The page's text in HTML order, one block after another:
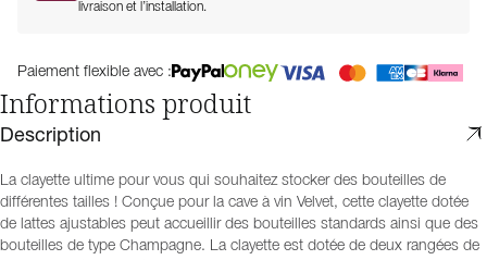
livraison et l’installation.
Paiement flexible avec :
Informations produit
Description
La clayette ultime pour vous qui souhaitez stocker des bouteilles de
différentes tailles ! Conçue pour la cave à vin Velvet, cette clayette dotée
de lattes ajustables peut accueillir des bouteilles standards ainsi que des
bouteilles de type Champagne. La clayette est dotée de deux rangées de